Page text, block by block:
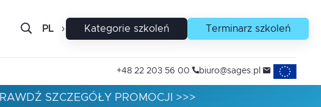
PL EN Kategorie szkoleń Terminarz szkoleń
+48 22 203 56 00 biuro@sages.pl Projekty
SZCZEGÓŁY PROMOCJI >>>